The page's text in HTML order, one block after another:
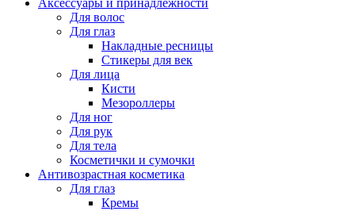
Аксессуары и принадлежности
Для волос
Для глаз
Накладные ресницы
Стикеры для век
Для лица
Кисти
Мезороллеры
Для ног
Для рук
Для тела
Косметички и сумочки
Антивозрастная косметика
Для глаз
Кремы